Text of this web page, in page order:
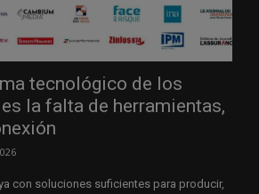
tecnológico de los
la falta de herramientas,
con soluciones suficientes para producir,